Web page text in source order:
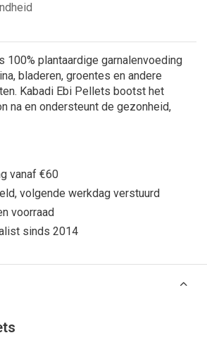
100% plantaardige garnalenvoeding
bladeren, groentes en andere
Kabadi Ebi Pellets bootst het
na en ondersteunt de gezonheid,
vanaf €60
volgende werkdag verstuurd
voorraad
sinds 2014